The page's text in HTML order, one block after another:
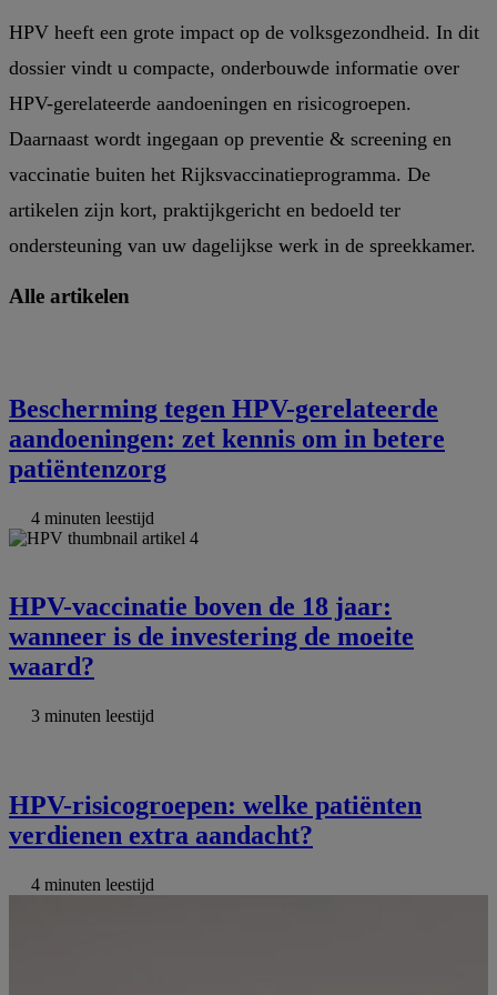
Related
pages
HPV
HPV heeft een grote impact op de volksgezondheid. In dit
dossier vindt u compacte, onderbouwde informatie over
HPV-gerelateerde aandoeningen en risicogroepen.
Daarnaast wordt ingegaan op preventie & screening en
vaccinatie buiten het Rijksvaccinatieprogramma. De
artikelen zijn kort, praktijkgericht en bedoeld ter
ondersteuning van uw dagelijkse werk in de spreekkamer.
Alle artikelen
Bescherming tegen HPV-gerelateerde
aandoeningen: zet kennis om in betere
patiëntenzorg
4 minuten leestijd
HPV-vaccinatie boven de 18 jaar:
wanneer is de investering de moeite
waard?
3 minuten leestijd
HPV-risicogroepen: welke patiënten
verdienen extra aandacht?
4 minuten leestijd